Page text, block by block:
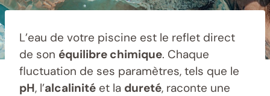
L’eau de votre piscine est le reflet direct
de son équilibre chimique. Chaque
fluctuation de ses paramètres, tels que le
pH, l’alcalinité et la dureté, raconte une